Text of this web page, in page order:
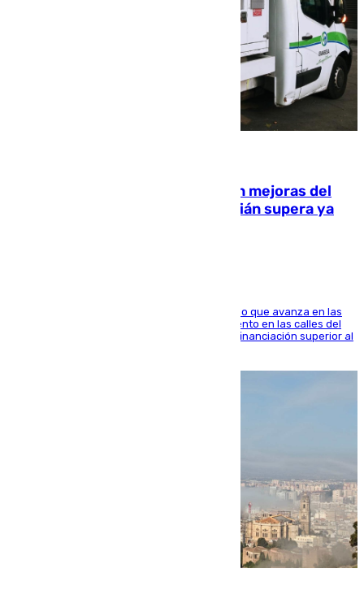
La inversión del Ayuntamiento en mejoras del
entorno del Prado de San Sebastián supera ya
El consistorio, a través de Emasesa, ha indicado que avanza en las
obras de renovación de las redes de saneamiento en las calles del
entorno del Prado, contando la zona con una financiación superior al